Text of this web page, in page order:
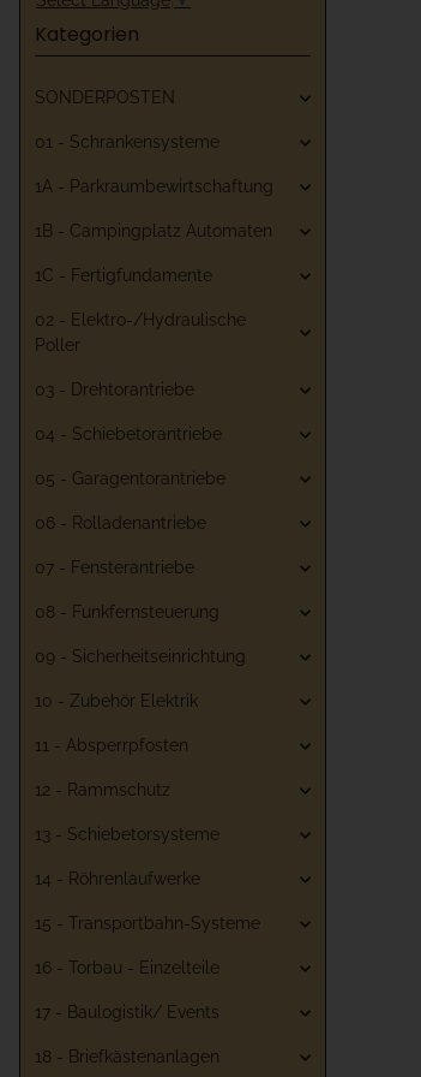
Kategorien
SONDERPOSTEN
01 - Schrankensysteme
1A - Parkraumbewirtschaftung
1B - Campingplatz Automaten
1C - Fertigfundamente
02 - Elektro-/Hydraulische
Poller
03 - Drehtorantriebe
04 - Schiebetorantriebe
05 - Garagentorantriebe
06 - Rolladenantriebe
07 - Fensterantriebe
08 - Funkfernsteuerung
09 - Sicherheitseinrichtung
10 - Zubehör Elektrik
11 - Absperrpfosten
12 - Rammschutz
13 - Schiebetorsysteme
14 - Röhrenlaufwerke
15 - Transportbahn-Systeme
16 - Torbau - Einzelteile
17 - Baulogistik/ Events
18 - Briefkästenanlagen